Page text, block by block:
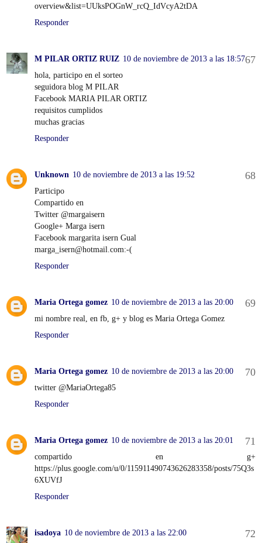
overview&list=UUksPOGnW_rcQ_IdVcyA2tDA
Responder
M PILAR ORTIZ RUIZ 10 de noviembre de 2013 a las 18:57
hola, participo en el sorteo
seguidora blog M PILAR
Facebook MARIA PILAR ORTIZ
requisitos cumplidos
muchas gracias
Responder
Unknown 10 de noviembre de 2013 a las 19:52
Participo
Compartido en
Twitter @margaisern
Google+ Marga isern
Facebook margarita isern Gual
marga_isern@hotmail.com:-(
Responder
Maria Ortega gomez 10 de noviembre de 2013 a las 20:00
mi nombre real, en fb, g+ y blog es Maria Ortega Gomez
Responder
Maria Ortega gomez 10 de noviembre de 2013 a las 20:00
twitter @MariaOrtega85
Responder
Maria Ortega gomez 10 de noviembre de 2013 a las 20:01
compartido en g+
https://plus.google.com/u/0/115911490743626283358/posts/75Q3s
6XUVfJ
Responder
isadoya 10 de noviembre de 2013 a las 22:00